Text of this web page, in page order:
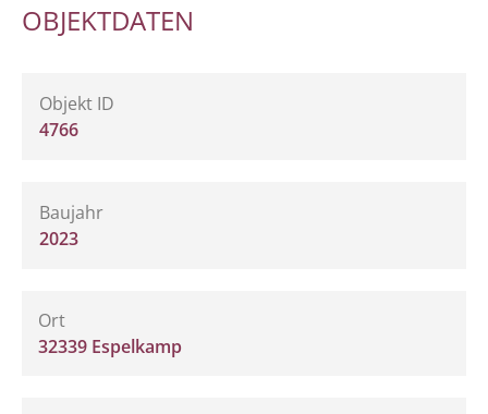
OBJEKTDATEN
Objekt ID
4766
Baujahr
2023
Ort
32339 Espelkamp